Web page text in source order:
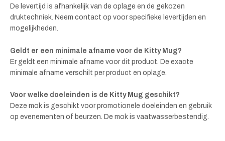
De levertijd is afhankelijk van de oplage en de gekozen
druktechniek. Neem contact op voor specifieke levertijden en
mogelijkheden.
Geldt er een minimale afname voor de Kitty Mug?
Er geldt een minimale afname voor dit product. De exacte
minimale afname verschilt per product en oplage.
Voor welke doeleinden is de Kitty Mug geschikt?
Deze mok is geschikt voor promotionele doeleinden en gebruik
op evenementen of beurzen. De mok is vaatwasserbestendig.